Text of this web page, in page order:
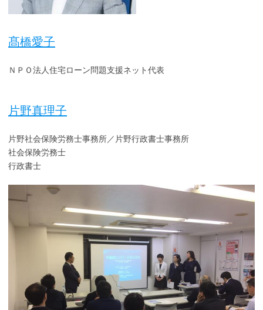
髙橋愛子
ＮＰＯ法人住宅ローン問題支援ネット代表
片野真理子
片野社会保険労務士事務所／片野行政書士事務所
社会保険労務士
行政書士